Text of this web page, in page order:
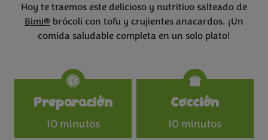
Hoy te traemos este delicioso y nutritivo salteado de
Bimi® brócoli con tofu y crujientes anacardos. ¡Un
comida saludable completa en un solo plato!
Specifications
Preparación
10 minutos
Cocción
10 minutos